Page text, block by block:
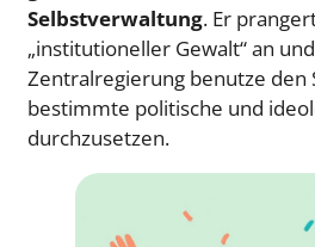
Selbstverwaltung. Er
„institutioneller Gewalt“ an
Zentralregierung benutze den
bestimmte politische und
durchzusetzen.